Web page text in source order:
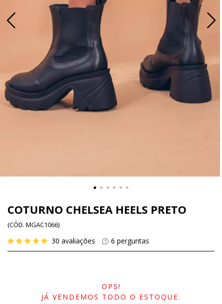
COTURNO CHELSEA HEELS PRETO
(CÓD. MGAC1066)
30 avaliações 6 perguntas
OPS!
JÁ VENDEMOS TODO O ESTOQUE.